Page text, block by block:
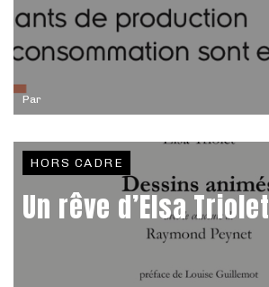
Par
HORS CADRE
Un rêve d’Elsa Triolet